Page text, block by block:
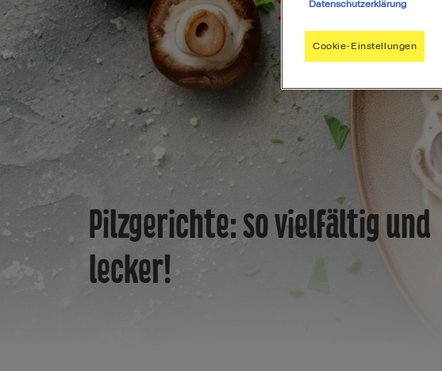
Pilzgerichte: so vielfältig und
lecker!
Datenschutzerklärung
Cookie-Einstellungen